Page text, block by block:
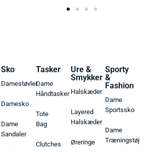
Sko
Damestøvler
Damesko
Dame
Sandaler
Tasker
Dame
Håndtasker
Tote
Bag
Clutches
Ure &
Smykker
Halskæder
Layered
Halskæder
Øreringe
Sporty
&
Fashion
Dame
Sportssko
Dame
Træningstøj